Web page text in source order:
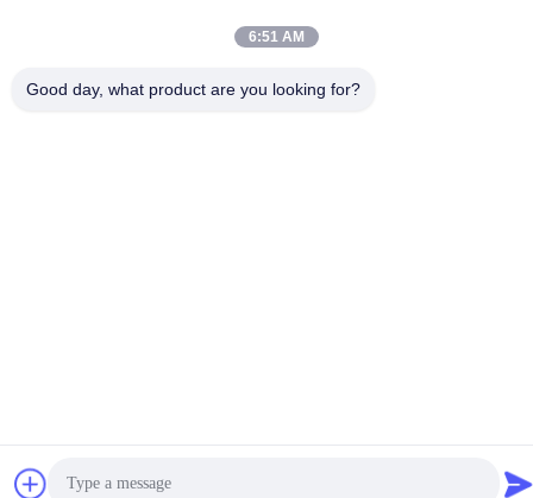
Δρόμος Songnian No.65, περιοχή Longgang, Shenzhen, Κίνα
6:51 AM
Good day, what product are you looking for?